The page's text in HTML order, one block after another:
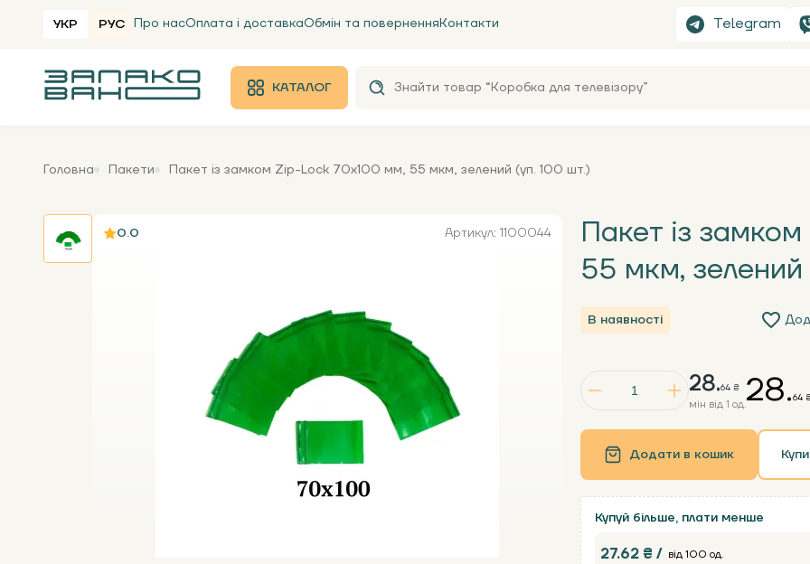
УКР РУС Про насОплата і доставкаОбмін та поверненняКонтакти Telegram
КАТАЛОГ
Головна Пакети Пакет із замком Zip-Lock 70х100 мм, 55 мкм, зелений (уп. 100 шт.)
0.0 Артикул: 1100044
Пакет із
55 мкм,
В наявності
28.64 ₴
мін від 1 од.28.64
Додати в кошик
Купуй більше, плати менше
27.62 ₴ / від 100 од.